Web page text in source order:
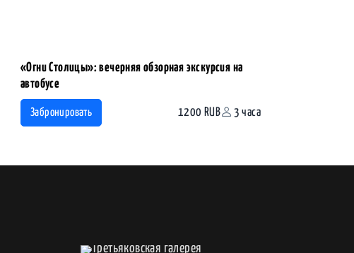
«Огни Столицы»: вечерняя обзорная экскурсия на
автобусе
Забронировать 1200 RUB 3 часа